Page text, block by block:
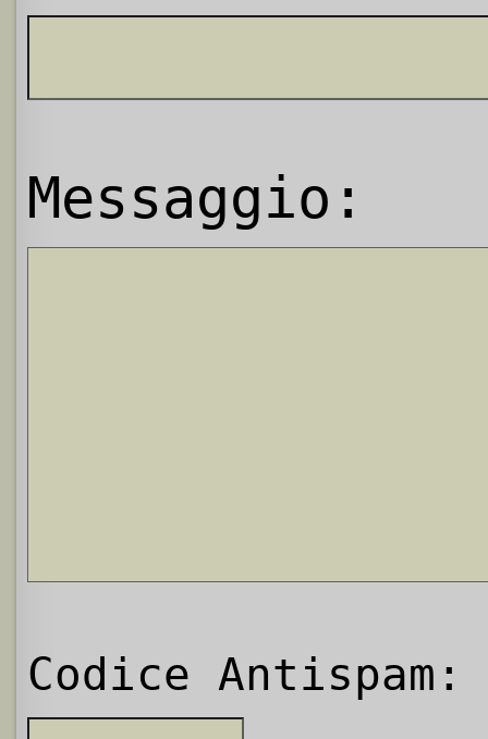
Messaggio:
Codice Antispam: